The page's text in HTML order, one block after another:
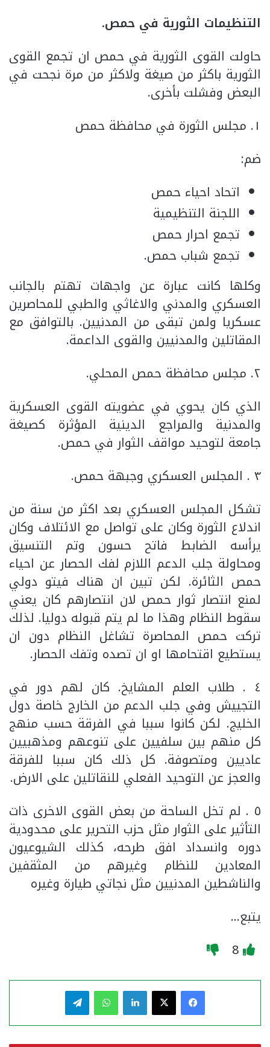
التنظيمات الثورية في حمص.
حاولت القوى الثورية في حمص ان تجمع القوى
الثورية باكثر من صيغة ولاكثر من مرة نجحت في
البعض وفشلت بأخرى.
١. مجلس الثورة في محافظة حمص
ضم:
اتحاد احياء حمص
اللجنة التنظيمية
تجمع احرار حمص
تجمع شباب حمص.
وكلها كانت عبارة عن واجهات تهتم بالجانب
العسكري والمدني والاغاثي والطبي للمحاصرين
عسكريا ولمن تبقى من المدنيين. بالتوافق مع
المقاتلين والمدنيين والقوى الداعمة.
٢. مجلس محافظة حمص المحلي.
الذي كان يحوي في عضويته القوى العسكرية
والمدنية والمراجع الدينية المؤثرة كصيغة
جامعة لتوحيد مواقف الثوار في حمص.
٣ . المجلس العسكري وجبهة حمص.
تشكل المجلس العسكري بعد اكثر من سنة من
اندلاع الثورة وكان على تواصل مع الائتلاف وكان
يرأسه الضابط فاتح حسون وتم التنسيق
ومحاولة جلب الدعم اللازم لفك الحصار عن احياء
حمص الثائرة. لكن تبين ان هناك فيتو دولي
لمنع انتصار ثوار حمص لان انتصارهم كان يعني
سقوط النظام وهذا ما لم يتم قبوله دوليا. لذلك
تركت حمص المحاصرة تشاغل النظام دون ان
يستطيع اقتحامها او ان تصده وتفك الحصار.
٤ . طلاب العلم المشايخ. كان لهم دور في
التجييش وفي جلب الدعم من الخارج خاصة دول
الخليج. لكن كانوا سببا في الفرقة حسب منهج
كل منهم بين سلفيين على تنوعهم ومذهبيين
عاديين ومتصوفة. كل ذلك كان سببا للفرقة
والعجز عن التوحيد الفعلي للنقاتلين على الارض.
٥ . لم تخل الساحة من بعض القوى الاخرى ذات
التأثير على الثوار مثل حزب التحرير على محدودية
دوره وانسداد افق طرحه، كذلك الشيوعيون
المعادين للنظام وغيرهم من المثقفين
والناشطين المدنيين مثل نجاتي طيارة وغيره
يتبع…
8
فيسبوك لينكدإن واتساب